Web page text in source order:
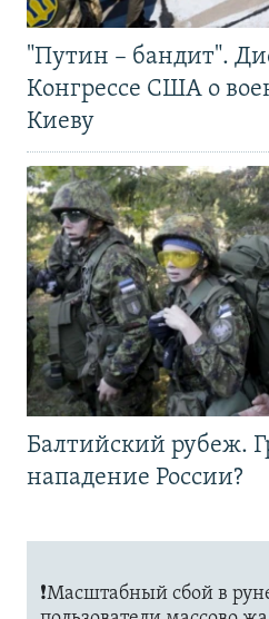
"Путин – бандит".
Конгрессе США о
Киеву
Балтийский рубеж.
нападение России?